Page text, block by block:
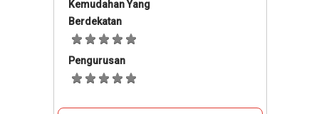
Kemudahan Yang
Berdekatan
Pengurusan